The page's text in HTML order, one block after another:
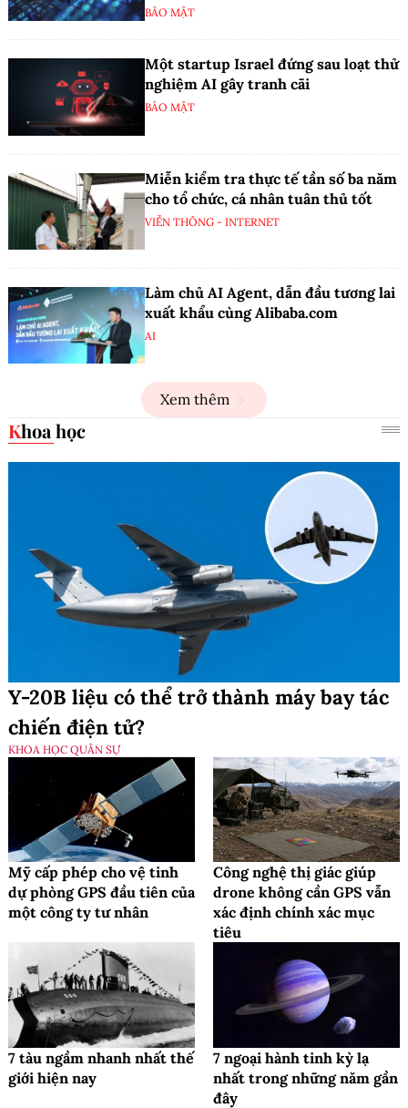
BẢO MẬT
Một startup Israel đứng sau loạt thử
nghiệm AI gây tranh cãi
BẢO MẬT
Miễn kiểm tra thực tế tần số ba năm
cho tổ chức, cá nhân tuân thủ tốt
VIỄN THÔNG - INTERNET
Làm chủ AI Agent, dẫn đầu tương lai
xuất khẩu cùng Alibaba.com
AI
Xem thêm
Khoa học
Y-20B liệu có thể trở thành máy bay tác
chiến điện tử?
KHOA HỌC QUÂN SỰ
Mỹ cấp phép cho vệ tinh
dự phòng GPS đầu tiên của
một công ty tư nhân
Công nghệ thị giác giúp
drone không cần GPS vẫn
xác định chính xác mục
tiêu
7 tàu ngầm nhanh nhất thế
giới hiện nay
7 ngoại hành tinh kỳ lạ
nhất trong những năm gần
đây